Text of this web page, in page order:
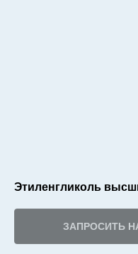
Этиленгликоль
ЗАПРОСИТЬ